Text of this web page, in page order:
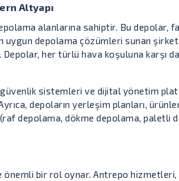
Altyapı
alanlarına sahiptir. Bu depolar,
depolama çözümleri sunan
her türlü hava koşuluna karşı
sistemleri ve dijital yönetim
depoların yerleşim planları,
depolama, dökme depolama, paletli
bir rol oynar. Antrepo